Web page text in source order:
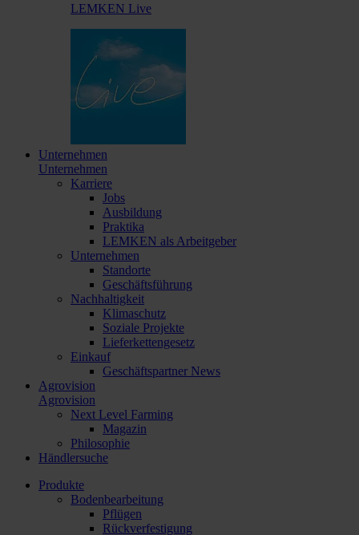
LEMKEN Live
Unternehmen
Unternehmen
Karriere
Jobs
Ausbildung
Praktika
LEMKEN als Arbeitgeber
Unternehmen
Standorte
Geschäftsführung
Nachhaltigkeit
Klimaschutz
Soziale Projekte
Lieferkettengesetz
Einkauf
Geschäftspartner News
Agrovision
Agrovision
Next Level Farming
Magazin
Philosophie
Händlersuche
Produkte
Bodenbearbeitung
Pflügen
Rückverfestigung